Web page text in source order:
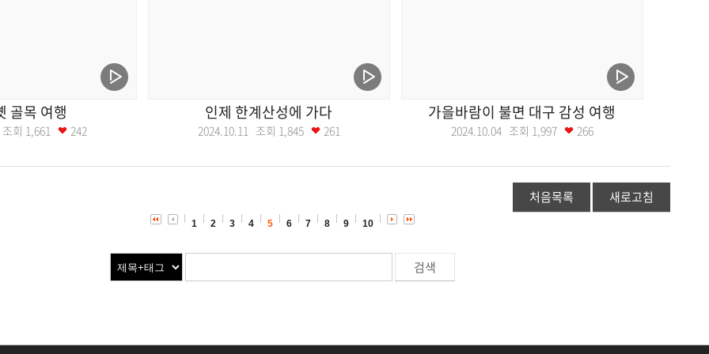
골목 여행
회 1,661 242
인제 한계산성에 가다
2024.10.11 조회 1,845 261
가을바람이 불면 대구 감성 여행
2024.10.04 조회 1,997 266
처음목록 새로고침
1 2 3 4 5 6 7 8 9 10